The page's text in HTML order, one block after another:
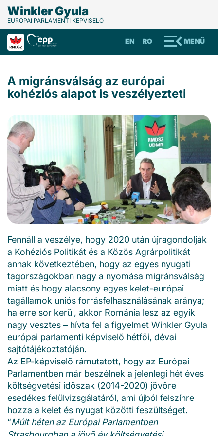
Winkler Gyula
EURÓPAI PARLAMENTI KÉPVISELŐ
MENÜ
RO
EN
A migránsválság az európai
kohéziós alapot is veszélyezteti
Fennáll a veszélye, hogy 2020 után újragondolják
a Kohéziós Politikát és a Közös Agrárpolitikát
annak következtében, hogy az egyes nyugati
tagországokban nagy a nyomása migránsválság
miatt és hogy alacsony egyes kelet-európai
tagállamok uniós forrásfelhasználásának aránya;
ha erre sor kerül, akkor Románia lesz az egyik
nagy vesztes – hívta fel a figyelmet Winkler Gyula
európai parlamenti képviselõ hétfõi, dévai
sajtótájékoztatóján.
Az EP-képviselõ rámutatott, hogy az Európai
Parlamentben már beszélnek a jelenlegi hét éves
költségvetési idõszak (2014-2020) jövõre
esedékes felülvizsgálatáról, ami újból felszínre
hozza a kelet és nyugat közötti feszültséget.
“Múlt héten az Európai Parlamentben